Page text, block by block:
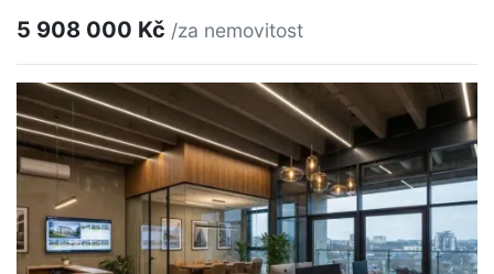
5 908 000 Kč /za nemovitost